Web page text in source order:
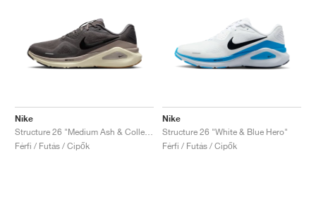
Nike
Férfi / Futás / Cipők
Nike
Structure 26 "White & Blue Hero"
Férfi / Futás / Cipők